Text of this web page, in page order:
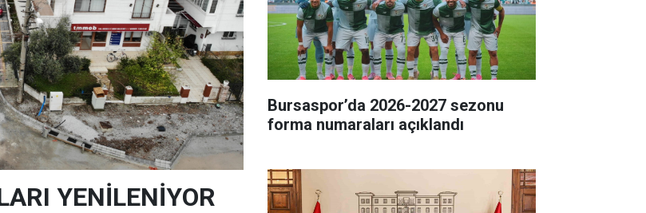
YENİLENİYOR
Bursaspor’da 2026-2027 sezonu
forma numaraları açıklandı